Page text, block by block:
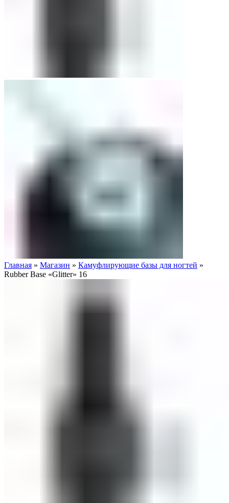
Главная » Магазин » Камуфлирующие базы для ногтей »
Rubber Base «Glitter» 16